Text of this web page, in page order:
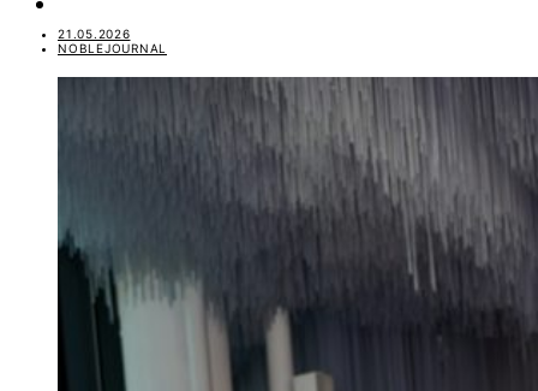
21.05.2026
NOBLEJOURNAL